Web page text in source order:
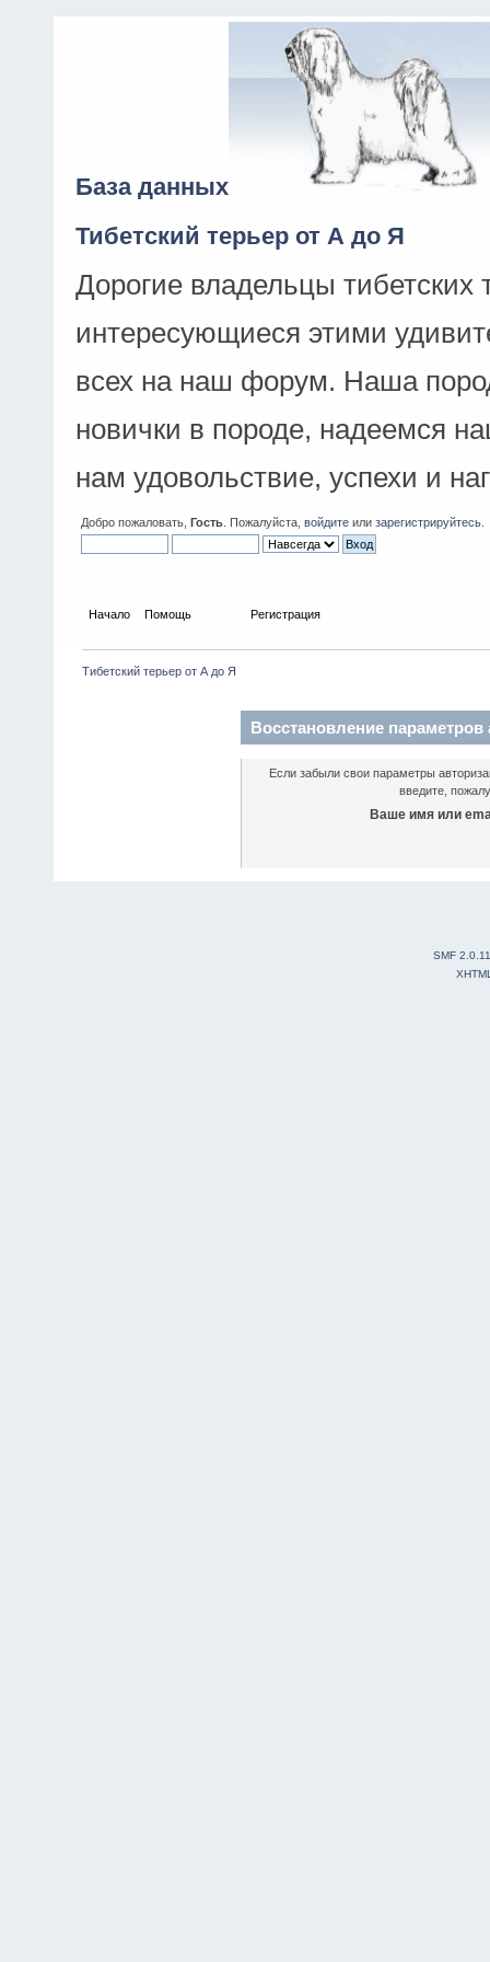
База данных
Тибетский терьер от А до Я
Дорогие владельцы
интересующиеся этими
всех на наш форум. Наша
новички в породе, надеемся
нам удовольствие, успехи и
Добро пожаловать, Гость . Пожалуйста, войдите или зарегистрируйтесь
Начало Помощь Регистрация
Тибетский терьер от А до Я
Восстановление параметров
Если забыли свои параметры
введите,
Ваше имя или
SMF 2.0.11